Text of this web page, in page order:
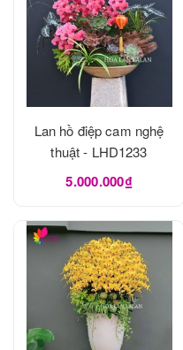
Lan hồ điệp cam nghệ
thuật - LHD1233
5.000.000₫